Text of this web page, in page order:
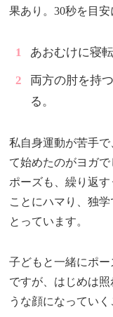
果あり。30秒を目安
あおむけに寝
両方の肘を持
る。
私自身運動が苦手
て始めたのがヨガ
ポーズも、繰り返
ことにハマり、独
とっています。
子どもと一緒にポ
ですが、はじめは
うな顔になっていく